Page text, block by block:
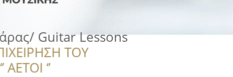
Guitar Lessons
ΤΟΥ
‘’